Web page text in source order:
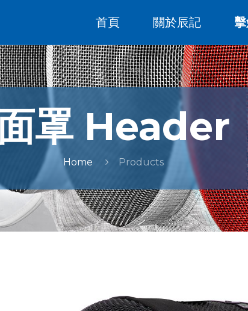
首頁 關於辰記
罩 Header
Home Products